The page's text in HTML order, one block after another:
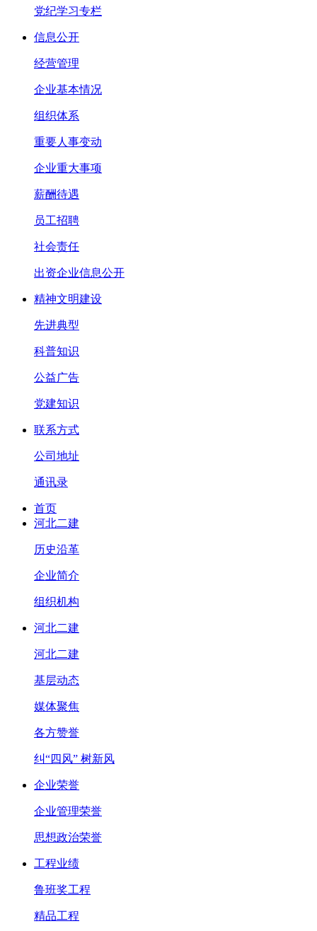
党纪学习专栏
信息公开
经营管理
企业基本情况
组织体系
重要人事变动
企业重大事项
薪酬待遇
员工招聘
社会责任
出资企业信息公开
精神文明建设
先进典型
科普知识
公益广告
党建知识
联系方式
公司地址
通讯录
首页
河北二建
历史沿革
企业简介
组织机构
河北二建
河北二建
基层动态
媒体聚焦
各方赞誉
纠“四风” 树新风
企业荣誉
企业管理荣誉
思想政治荣誉
工程业绩
鲁班奖工程
精品工程